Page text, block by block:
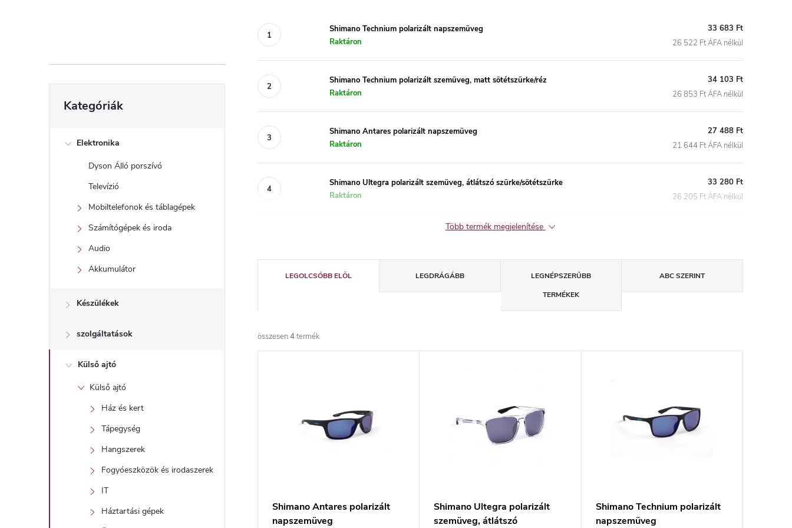
l
sátugrása
Kategóriák
Elektronika
Dyson Álló porszívó
Televízió
Mobiltelefonok és táblagépek
Számítógépek és iroda
Audio
Akkumulátor
Készülékek
szolgáltatások
Külső ajtó
Külső ajtó
Ház és kert
Tápegység
Hangszerek
Fogyóeszközök és irodaszerek
IT
Háztartási gépek
Shimano Technium polarizált napszemüveg
Raktáron
33 683 Ft
26 522 Ft ÁFA nélkül
Shimano Technium polarizált szemüveg, matt sötétszürke/réz
Raktáron
34 103 Ft
26 853 Ft ÁFA nélkül
Shimano Antares polarizált napszemüveg
Raktáron
27 488 Ft
21 644 Ft ÁFA nélkül
Shimano Ultegra polarizált szemüveg, átlátszó szürke/sötétszürke
Raktáron
33 280 Ft
26 205 Ft ÁFA nélkül
Több termék megjelenítése
e
r
m
LEGOLCSÓBB ELÖL LEGDRÁGÁBB
LEGNÉPSZERŰBB
TERMÉKEK
ABC SZERINT
összesen4termék
Shimano Antares polarizált
napszemüveg
Shimano Ultegra polarizált
szemüveg, átlátszó
Shimano Technium polarizált
napszemüveg